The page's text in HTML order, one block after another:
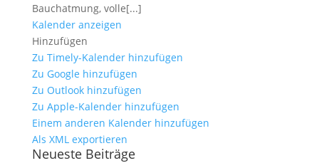
Bauchatmung, volle[...]
Kalender anzeigen
Hinzufügen
Zu Timely-Kalender hinzufügen
Zu Google hinzufügen
Zu Outlook hinzufügen
Zu Apple-Kalender hinzufügen
Einem anderen Kalender hinzufügen
Als XML exportieren
Neueste Beiträge